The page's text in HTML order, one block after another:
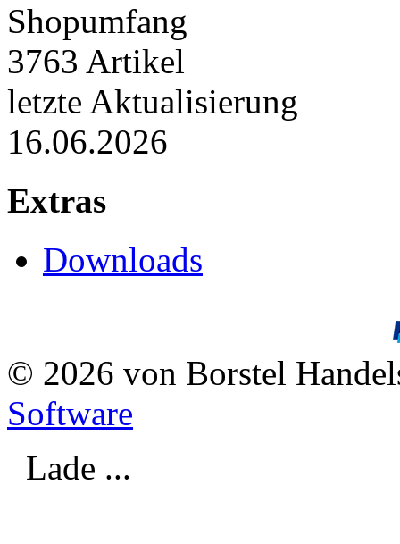
Shopumfang
3763 Artikel
letzte Aktualisierung
16.06.2026
Extras
Downloads
© 2026 von Borstel
Software
Lade ...